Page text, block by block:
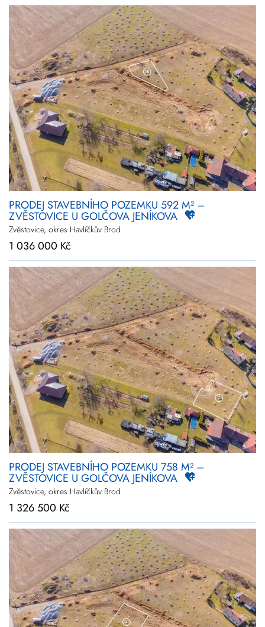
PRODEJ STAVEBNÍHO POZEMKU 592 M² –
ZVĚSTOVICE U GOLČOVA JENÍKOVA
Zvěstovice, okres Havlíčkův Brod
1 036 000 Kč
PRODEJ STAVEBNÍHO POZEMKU 758 M² –
ZVĚSTOVICE U GOLČOVA JENÍKOVA
Zvěstovice, okres Havlíčkův Brod
1 326 500 Kč